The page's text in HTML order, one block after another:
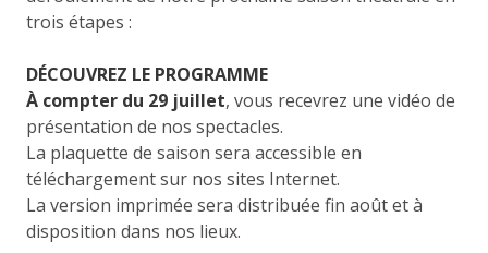
trois étapes :
DÉCOUVREZ LE PROGRAMME
À compter du 29 juillet, vous recevrez une vidéo de
présentation de nos spectacles.
La plaquette de saison sera accessible en
téléchargement sur nos sites Internet.
La version imprimée sera distribuée fin août et à
disposition dans nos lieux.